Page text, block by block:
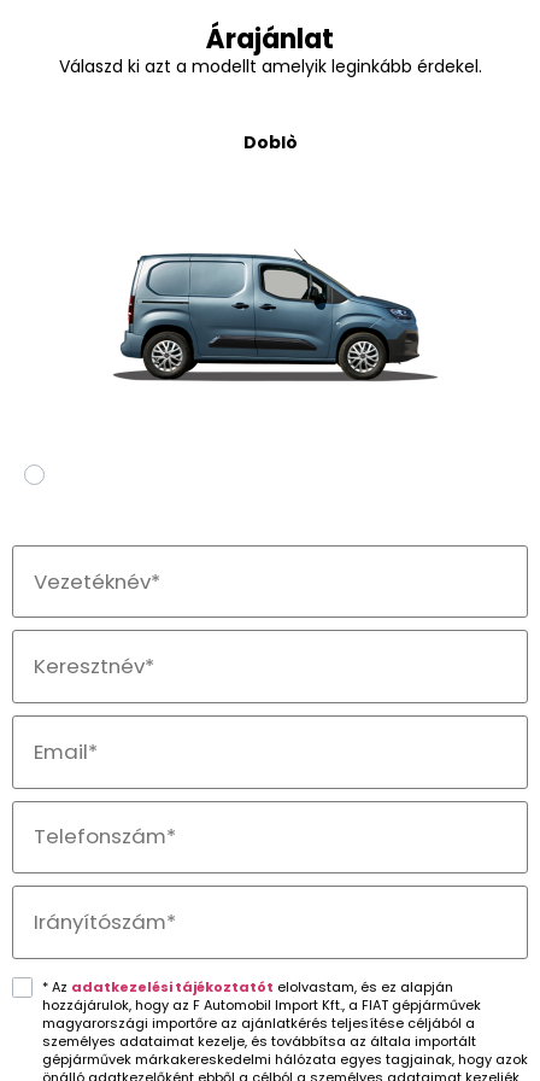
Árajánlat
Válaszd ki azt a modellt amelyik leginkább érdekel.
Doblò
* Az adatkezelési tájékoztatót elolvastam, és ez alapján
hozzájárulok, hogy az F Automobil Import Kft., a FIAT gépjárművek
magyarországi importőre az ajánlatkérés teljesítése céljából a
személyes adataimat kezelje, és továbbítsa az általa importált
gépjárművek márkakereskedelmi hálózata egyes tagjainak, hogy azok
önálló adatkezelőként ebből a célból a személyes adataimat kezeljék.